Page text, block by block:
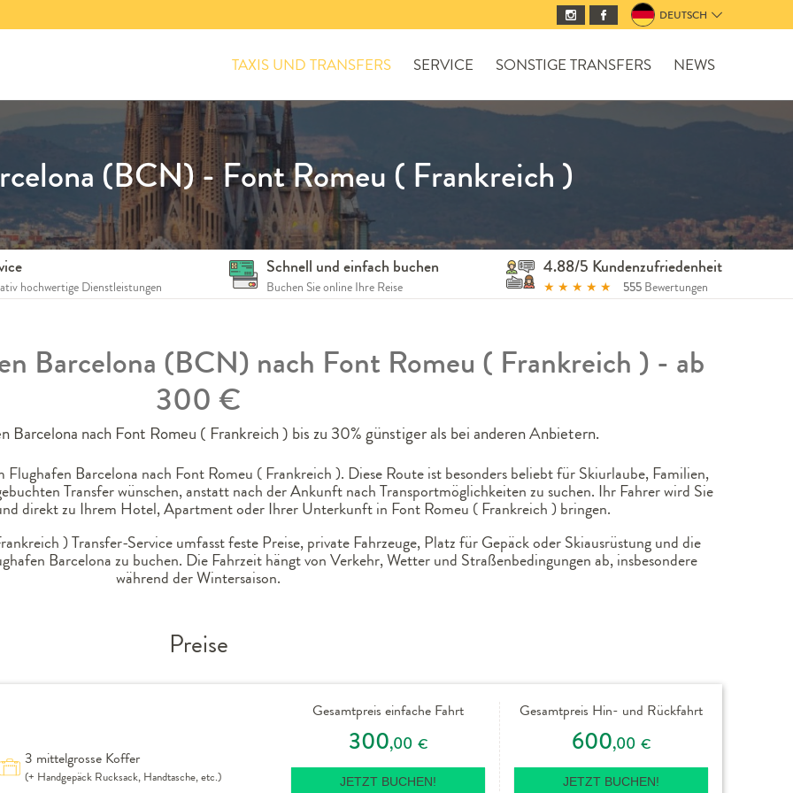
DEUTSCH
TAXIS UND TRANSFERS SERVICE SONSTIGE TRANSFERS NEWS
hochwertige Dienstleistungen
Schnell und einfach buchen
Buchen Sie online Ihre Reise
4.88/5 Kundenzufriedenheit
★ ★ ★ ★ ★ 555 Bewertungen
(BCN) - Font Romeu ( Frankreich )
Barcelona (BCN) nach Font Romeu ( Frankreich ) - ab
300 €
Barcelona nach Font Romeu ( Frankreich ) bis zu 30% günstiger als bei anderen Anbietern.
Barcelona nach Font Romeu ( Frankreich ). Diese Route ist besonders beliebt für Skiurlaube, Familien,
Transfer wünschen, anstatt nach der Ankunft nach Transportmöglichkeiten zu suchen. Ihr Fahrer wird Sie
direkt zu Ihrem Hotel, Apartment oder Ihrer Unterkunft in Font Romeu ( Frankreich ) bringen.
) Transfer-Service umfasst feste Preise, private Fahrzeuge, Platz für Gepäck oder Skiausrüstung und die
Barcelona zu buchen. Die Fahrzeit hängt von Verkehr, Wetter und Straßenbedingungen ab, insbesondere
während der Wintersaison.
Preise
3 mittelgrosse Koffer
(+ Handgepäck Rucksack, Handtasche, etc.)
Gesamtpreis einfache Fahrt
300,00 €
JETZT BUCHEN!
Gesamtpreis Hin- und Rückfahrt
600,00 €
JETZT BUCHEN!